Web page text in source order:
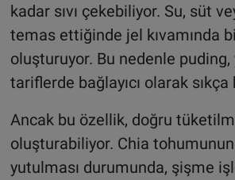
kadar sıvı çekebiliyor. Su, süt
temas ettiğinde jel kıvamında
oluşturuyor. Bu nedenle
tariflerde bağlayıcı olarak sıkça
Ancak bu özellik, doğru
oluşturabiliyor. Chia
yutulması durumunda, şişme